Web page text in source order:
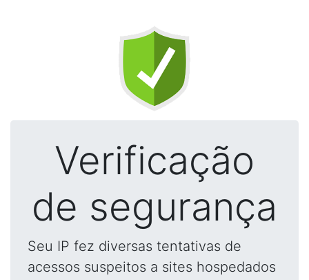
Verificação
de segurança
Seu IP fez diversas tentativas de
acessos suspeitos a sites hospedados